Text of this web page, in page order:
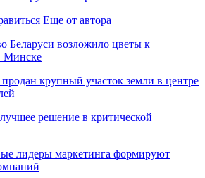
Еще от автора
Беларуси возложило цветы к
Минске
крупный участок земли в центре
решение в критической
лидеры маркетинга формируют